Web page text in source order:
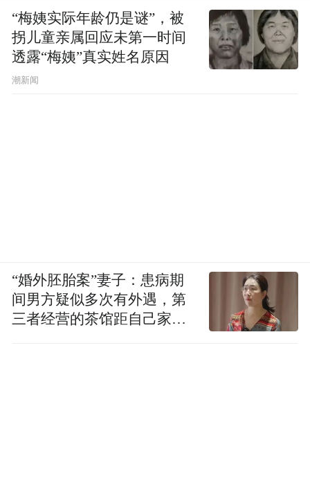
“梅姨实际年龄仍是谜”，被
拐儿童亲属回应未第一时间
透露“梅姨”真实姓名原因
潮新闻
“婚外胚胎案”妻子：患病期
间男方疑似多次有外遇，第
三者经营的茶馆距自己家步